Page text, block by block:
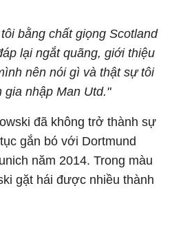
bằng chất giọng Scotland
lại ngắt quãng, giới thiệu
nên nói gì và thật sự tôi
gia nhập Man Utd."
đã không trở thành sự
gắn bó với Dortmund
năm 2014. Trong màu
gặt hái được nhiều thành